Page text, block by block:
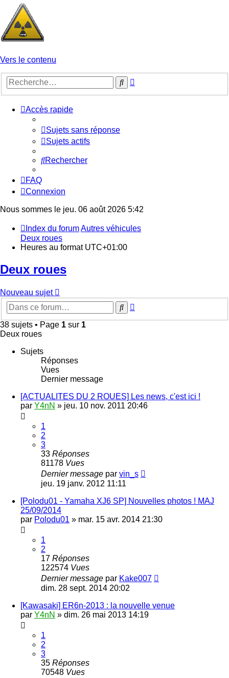
Vers le contenu
Rechercher
Accès rapide
Sujets sans réponse
Sujets actifs
Rechercher
FAQ
Connexion
Nous sommes le jeu. 06 août 2026 5:42
Index du forumAutres véhicules
Deux roues
Heures au format UTC+01:00
Deux roues
Nouveau sujet
Rechercher
38 sujets • Page 1 sur 1
Deux roues
Sujets
Réponses
Vues
Dernier message
[ACTUALITES DU 2 ROUES] Les news, c'est ici !
par Y4nN » jeu. 10 nov. 2011 20:46
1
2
3
33 Réponses
81178 Vues
Dernier message par vin_s
jeu. 19 janv. 2012 11:11
[Polodu01 - Yamaha XJ6 SP] Nouvelles photos ! MAJ
25/09/2014
par Polodu01 » mar. 15 avr. 2014 21:30
1
2
17 Réponses
122574 Vues
Dernier message par Kake007
dim. 28 sept. 2014 20:02
[Kawasaki] ER6n-2013 : la nouvelle venue
par Y4nN » dim. 26 mai 2013 14:19
1
2
3
35 Réponses
70548 Vues